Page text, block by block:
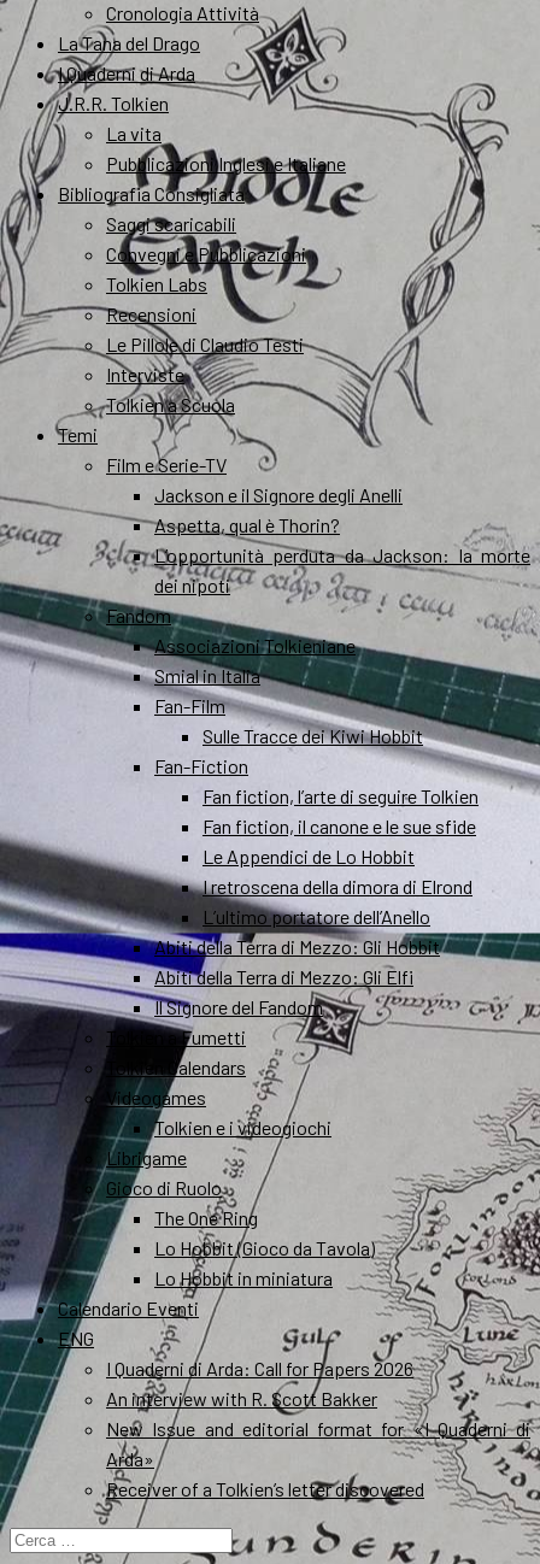
Cronologia Attività
La Tana del Drago
I Quaderni di Arda
J.R.R. Tolkien
La vita
Pubblicazioni Inglesi e Italiane
Bibliografia Consigliata
Saggi scaricabili
Convegni e Pubblicazioni
Tolkien Labs
Recensioni
Le Pillole di Claudio Testi
Interviste
Tolkien a Scuola
Temi
Film e Serie-TV
Jackson e il Signore degli Anelli
Aspetta, qual è Thorin?
L’opportunità perduta da Jackson: la morte
dei nipoti
Fandom
Associazioni Tolkieniane
Smial in Italia
Fan-Film
Sulle Tracce dei Kiwi Hobbit
Fan-Fiction
Fan fiction, l’arte di seguire Tolkien
Fan fiction, il canone e le sue sfide
Le Appendici de Lo Hobbit
I retroscena della dimora di Elrond
L’ultimo portatore dell’Anello
Abiti della Terra di Mezzo: Gli Hobbit
Abiti della Terra di Mezzo: Gli Elfi
Il Signore del Fandom
Tolkien a Fumetti
Tolkien Calendars
Videogames
Tolkien e i videogiochi
Librigame
Gioco di Ruolo
The One Ring
Lo Hobbit (Gioco da Tavola)
Lo Hobbit in miniatura
Calendario Eventi
ENG
I Quaderni di Arda: Call for Papers 2026
An interview with R. Scott Bakker
New Issue and editorial format for «I Quaderni di
Arda»
Receiver of a Tolkien’s letter discovered
Ricerca